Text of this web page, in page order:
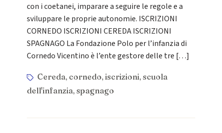
con i coetanei, imparare a seguire le regole e a
sviluppare le proprie autonomie. ISCRIZIONI
CORNEDO ISCRIZIONI CEREDA ISCRIZIONI
SPAGNAGO La Fondazione Polo per l’infanzia di
Cornedo Vicentino è l’ente gestore delle tre […]
Cereda, cornedo,iscrizioni,scuola
dell'infanzia,spagnago